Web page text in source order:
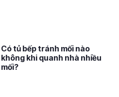
Có tủ bếp tránh mối nào
không khi quanh nhà nhiều
mối?